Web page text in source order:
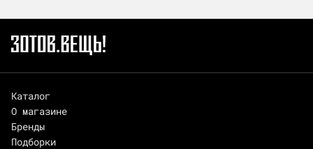
Каталог
О магазине
Бренды
Подборки